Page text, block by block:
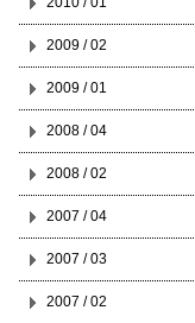
2009 / 02
2009 / 01
2008 / 04
2008 / 02
2007 / 04
2007 / 03
2007 / 02